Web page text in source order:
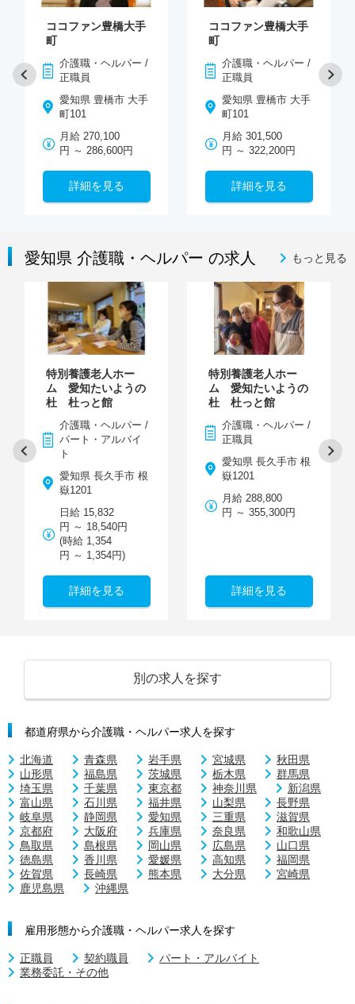
ココファン豊橋大手
町
介護職・ヘルパー /
正職員
愛知県 豊橋市 大手
町101
月給 270,100
円 ～ 286,600円
詳細を見る
ココファン豊橋大手
町
介護職・ヘルパー /
正職員
愛知県 豊橋市 大手
町101
月給 301,500
円 ～ 322,200円
詳細を見る
愛知県 介護職・ヘルパー の求人 もっと見る
特別養護老人ホー
ム 愛知たいようの
杜 杜っと館
介護職・ヘルパー /
パート・アルバイ
ト
愛知県 長久手市 根
嶽1201
日給 15,832
円 ～ 18,540円
(時給 1,354
円 ～ 1,354円)
詳細を見る
特別養護老人ホー
ム 愛知たいようの
杜 杜っと館
介護職・ヘルパー /
正職員
愛知県 長久手市 根
嶽1201
月給 288,800
円 ～ 355,300円
詳細を見る
別の求人を探す
都道府県から介護職・ヘルパー求人を探す
北海道 青森県 岩手県 宮城県
秋田県
山形県
福島県 茨城県 栃木県
群馬県
埼玉県
千葉県 東京都 神奈川県
新潟県
富山県
石川県 福井県 山梨県
長野県
岐阜県
静岡県 愛知県 三重県
滋賀県
京都府
大阪府 兵庫県 奈良県
和歌山県
鳥取県
島根県 岡山県 広島県
山口県
徳島県
香川県 愛媛県 高知県
福岡県
佐賀県
長崎県 熊本県 大分県
宮崎県
鹿児島県
沖縄県
雇用形態から介護職・ヘルパー求人を探す
正職員 契約職員
パート・アルバイト
業務委託・その他